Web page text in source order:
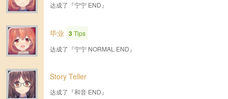
达成了『宁宁 END』
毕业 3Tips
达成了『宁宁 NORMAL END』
Story Teller
达成了『和音 END』